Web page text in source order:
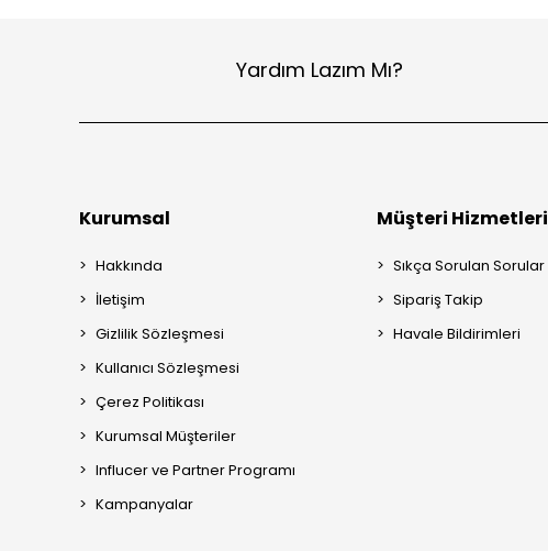
Yardım Lazım Mı?
Kurumsal
Hakkında
İletişim
Gizlilik Sözleşmesi
Kullanıcı Sözleşmesi
Çerez Politikası
Kurumsal Müşteriler
Influcer ve Partner Programı
Kampanyalar
Müşteri Hizmetleri
Sıkça Sorulan Sorular
Sipariş Takip
Havale Bildirimleri